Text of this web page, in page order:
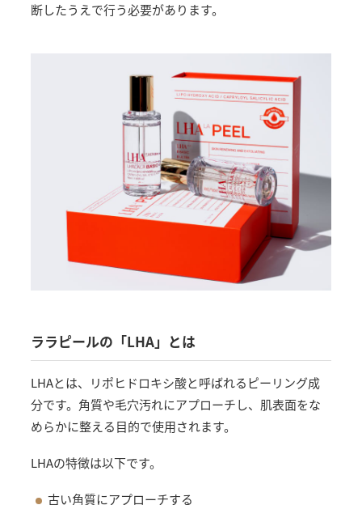
断したうえで行う必要があります。
ララピールの「LHA」とは
LHAとは、リポヒドロキシ酸と呼ばれるピーリング成
分です。角質や毛穴汚れにアプローチし、肌表面をな
めらかに整える目的で使用されます。
LHAの特徴は以下です。
古い角質にアプローチする